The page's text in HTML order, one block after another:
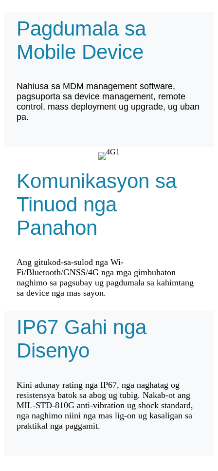
Pagdumala sa
Mobile Device
Nahiusa sa MDM management software,
pagsuporta sa device management, remote
control, mass deployment ug upgrade, ug uban
pa.
Komunikasyon sa
Tinuod nga
Panahon
Ang gitukod-sa-sulod nga Wi-
Fi/Bluetooth/GNSS/4G nga mga gimbuhaton
naghimo sa pagsubay ug pagdumala sa kahimtang
sa device nga mas sayon.
IP67 Gahi nga
Disenyo
Kini adunay rating nga IP67, nga naghatag og
resistensya batok sa abog ug tubig. Nakab-ot ang
MIL-STD-810G anti-vibration ug shock standard,
nga naghimo niini nga mas lig-on ug kasaligan sa
praktikal nga paggamit.